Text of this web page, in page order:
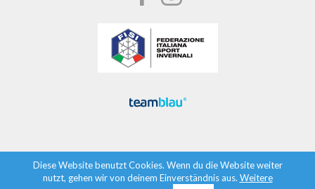
Diese Website benutzt Cookies. Wenn du die Website weiter
nutzt, gehen wir von deinem Einverständnis aus. Weitere